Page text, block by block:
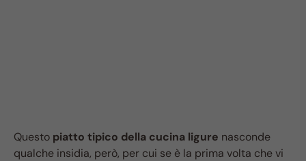
Questo piatto tipico della cucina ligure nasconde
qualche insidia, però, per cui se è la prima volta che vi